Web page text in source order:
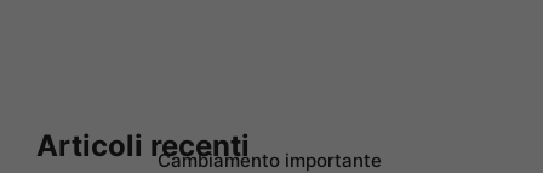
Articoli recentiCambiamento importante